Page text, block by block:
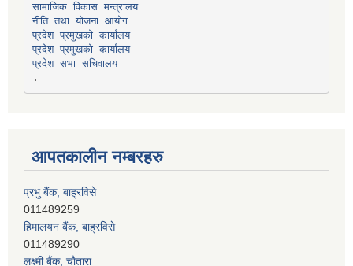
सामाजिक विकास मन्त्रालय
नीति तथा योजना आयोग
प्रदेश प्रमुखको कार्यालय
प्रदेश प्रमुखको कार्यालय
प्रदेश सभा सचिवालय
आपतकालीन नम्बरहरु
प्रभु बैंक, बाह्रविसे
011489259
हिमालयन बैंक, बाह्रविसे
011489290
लक्ष्मी बैंक, चाैतारा
011620404